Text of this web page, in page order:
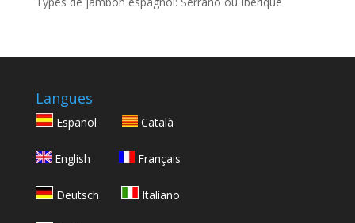
Langues
Español Català
English Français
Deutsch Italiano